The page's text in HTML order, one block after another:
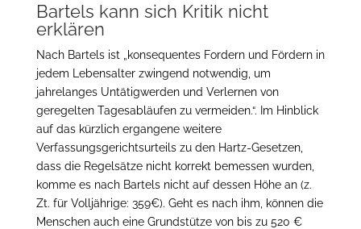
Bartels kann sich Kritik nicht
erklären
Nach Bartels ist „konsequentes Fordern und Fördern in
jedem Lebensalter zwingend notwendig, um
jahrelanges Untätigwerden und Verlernen von
geregelten Tagesabläufen zu vermeiden.“. Im Hinblick
auf das kürzlich ergangene weitere
Verfassungsgerichtsurteils zu den Hartz-Gesetzen,
dass die Regelsätze nicht korrekt bemessen wurden,
komme es nach Bartels nicht auf dessen Höhe an (z.
Zt. für Volljährige: 359€). Geht es nach ihm, können die
Menschen auch eine Grundstütze von bis zu 520 €